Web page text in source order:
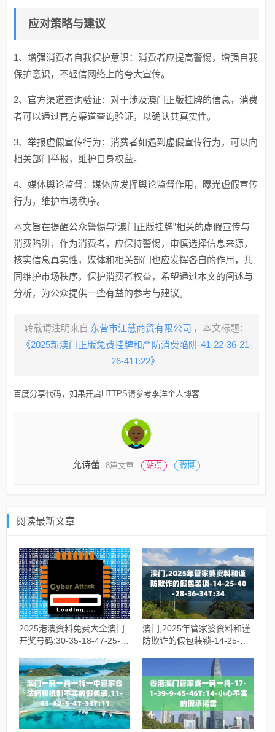
应对策略与建议
1、增强消费者自我保护意识：消费者应提高警惕，增强自我
保护意识，不轻信网络上的夸大宣传。
2、官方渠道查询验证：对于涉及澳门正版挂牌的信息，消费
者可以通过官方渠道查询验证，以确认其真实性。
3、举报虚假宣传行为：消费者如遇到虚假宣传行为，可以向
相关部门举报，维护自身权益。
4、媒体舆论监督：媒体应发挥舆论监督作用，曝光虚假宣传
行为，维护市场秩序。
本文旨在提醒公众警惕与“澳门正版挂牌”相关的虚假宣传与
消费陷阱，作为消费者，应保持警惕，审慎选择信息来源，
核实信息真实性，媒体和相关部门也应发挥各自的作用，共
同维护市场秩序，保护消费者权益，希望通过本文的阐述与
分析，为公众提供一些有益的参考与建议。
转载请注明来自 东营市江慧商贸有限公司 ，本文标题：
《2025新澳门正版免费挂牌和严防消费陷阱-41-22-36-21-
26-41T:22》
百度分享代码，如果开启HTTPS请参考李洋个人博客
允诗蕾 8篇文章 站点 微博
阅读最新文章
2025港澳资料免费大全澳门
开奖号码:30-35-18-47-25-
澳门,2025年管家婆资料和谨
防欺诈的假包装锁-14-25-40-